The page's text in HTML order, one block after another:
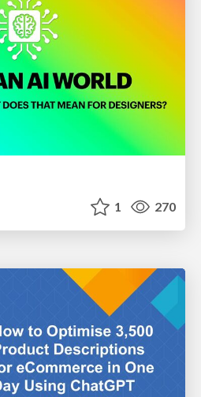
1 270